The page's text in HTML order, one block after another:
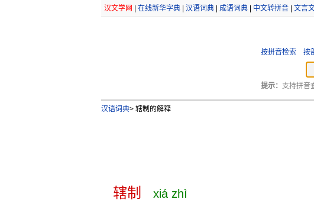
汉文学网 在线新华字典| 汉语词典| 成语词典| 中文转拼音| 文言
按拼音检索 按
提示： 支持拼音
汉语词典>辖制的解释
辖制 xiá zhì